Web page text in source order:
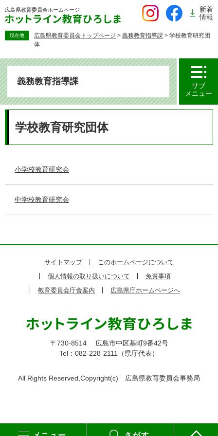
ー
広島県教育委員会ホームページ
新着
情報
現在地 広島県教育委員会トップページ > 義務教育指導課 > 学校教育研究団
体
義務教育指導課
サブ
メニュー
学校教育研究団体
小学校教育研究会
中学校教育研究会
サイトマップ
このホームページについて
個人情報の取り扱いについて
免責事項
教育委員会庁舎案内
広島県庁ホームページへ
〒730-8514
広島市中区基町9番42号
Tel：082-228-2111（県庁代表）
All Rights Reserved,Copyright(c) 広島県教育委員会事務局